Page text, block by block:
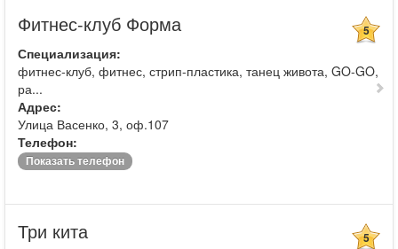
Фитнес-клуб Форма 5
Специализация:
фитнес-клуб, фитнес, стрип-пластика, танец живота, GO-GO,
ра...
Адрес:
Улица Васенко, 3, оф.107
Телефон:
Показать телефон
Три кита 5